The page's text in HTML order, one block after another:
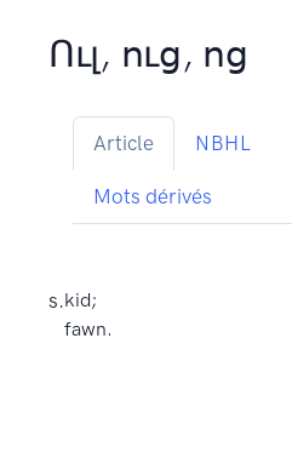
Ուլ, ուց, ոց
Article NBHL
Mots dérivés
s.kid;
fawn.